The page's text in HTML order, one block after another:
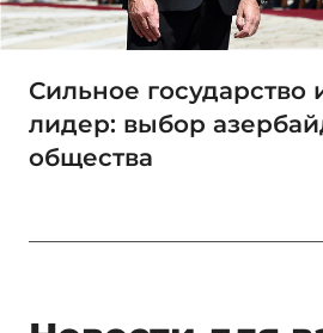
Сильное государство
лидер: выбор
общества